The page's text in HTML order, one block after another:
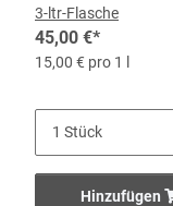
3-ltr-Flasche
45,00 €*
15,00 € pro 1 l
Hinzufügen